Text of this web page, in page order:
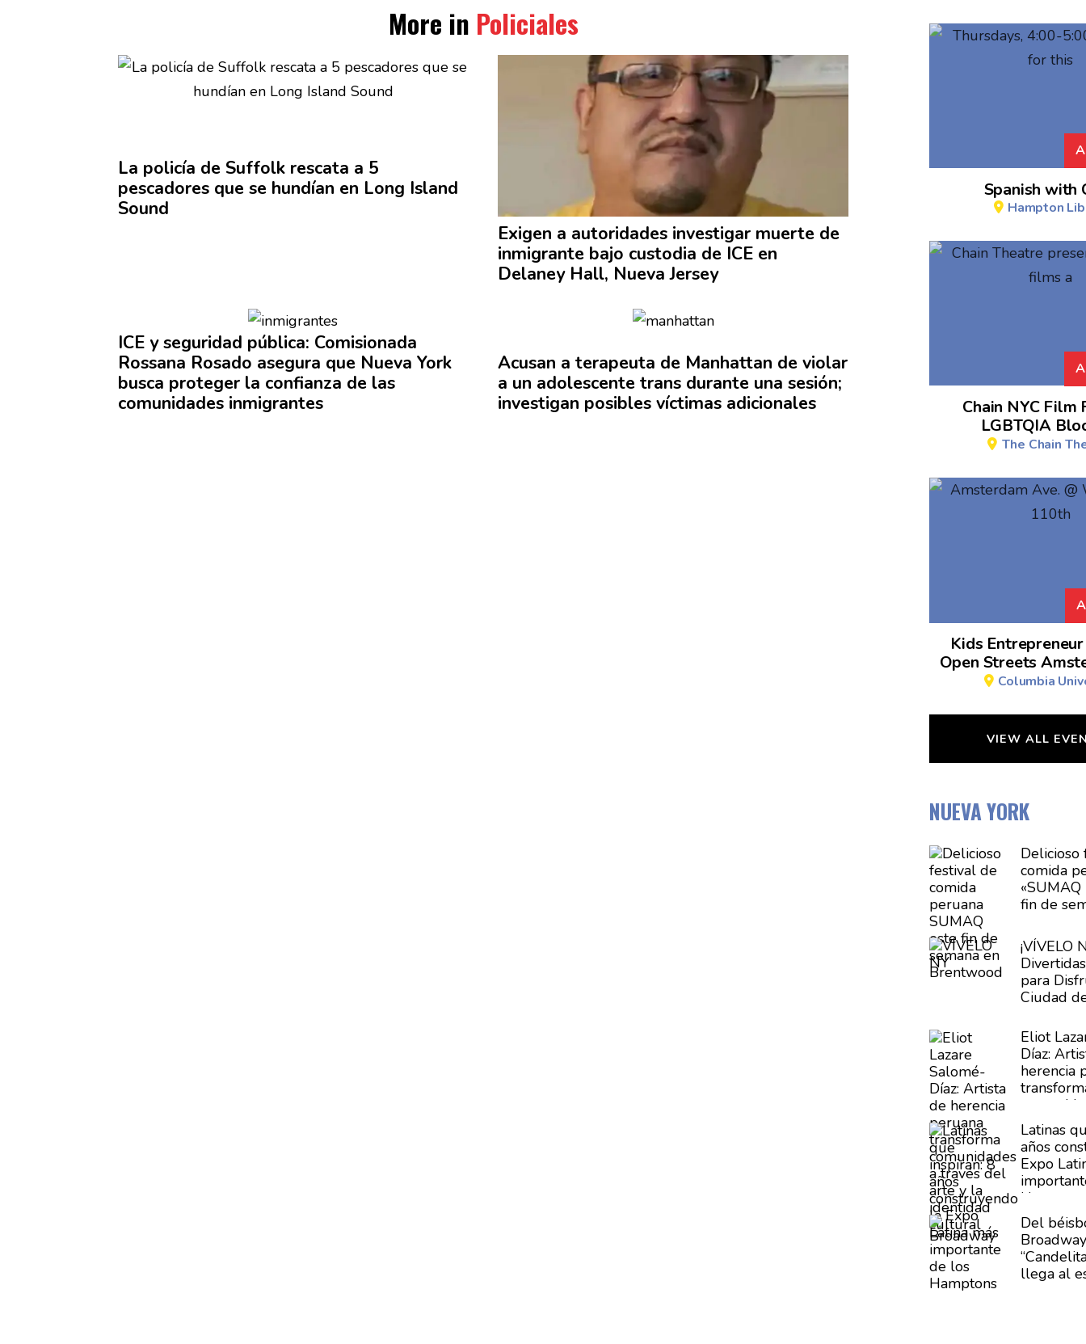
More in Policiales
La policía de Suffolk rescata a 5
pescadores que se hundían en Long Island
Sound
Exigen a autoridades investigar muerte de
inmigrante bajo custodia de ICE en
Delaney Hall, Nueva Jersey
ICE y seguridad pública: Comisionada
Rossana Rosado asegura que Nueva York
busca proteger la confianza de las
comunidades inmigrantes
Acusan a terapeuta de Manhattan de violar
a un adolescente trans durante una sesión;
investigan posibles víctimas adicionales
Spanish with
Hampton
Chain NYC Film
LGBTQIA
The Chain
Kids
Open Streets
Columbia
VIEW ALL
NUEVA YORK
Delicioso
comida
fin de
¡VÍVELO
para
Ciudad
Eliot
Díaz:
herencia
del arte
cultural
Latinas
años
Expo
Del
llega al